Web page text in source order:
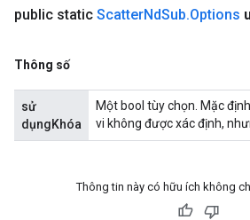
public static ScatterNdSub.Options
Thông số
sử
dụngKhóa
Một bool tùy chọn. Mặc
vi không được xác định,
Thông tin này có hữu ích không